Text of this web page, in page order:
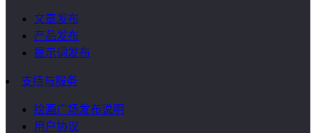
文章发布
产品发布
提示词发布
支持与服务
绘画广场发布说明
用户协议